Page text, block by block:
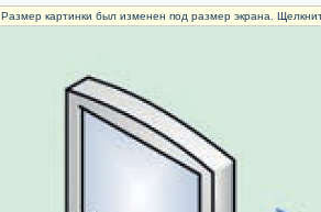
Размер картинки был изменен под размер экрана.